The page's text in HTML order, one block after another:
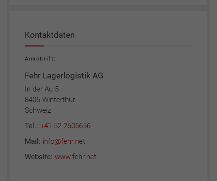
Kontaktdaten
Anschrift:
Fehr Lagerlogistik AG
In der Au 5
8406 Winterthur
Schweiz
Tel.: +41 52 2605656
Mail: info@fehr.net
Website: www.fehr.net